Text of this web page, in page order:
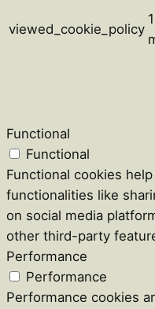
viewed_cookie_policy
Functional
Functional
Functional cookies
functionalities like
on social media
other third-party
Performance
Performance
Performance cookies